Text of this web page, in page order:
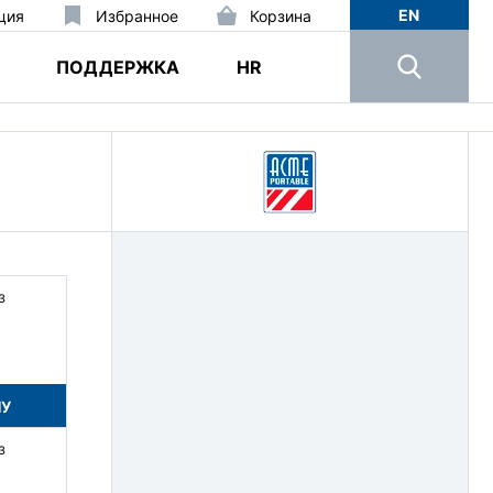
Избранное Корзина
ПОДДЕРЖКА HR
EN